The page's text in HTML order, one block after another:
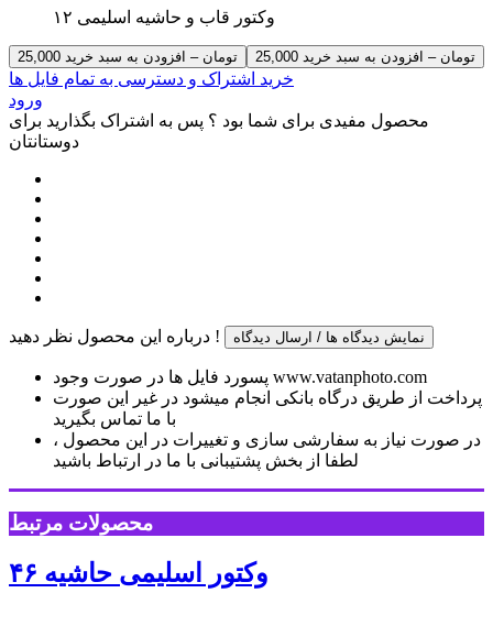
وکتور قاب و حاشیه اسلیمی ۱۲
25,000 تومان – افزودن به سبد خرید
خرید اشتراک و دسترسی به تمام فایل ها
ورود
محصول مفیدی برای شما بود ؟ پس به اشتراک بگذارید برای
دوستانتان
درباره این محصول نظر دهید ! نمایش دیدگاه ها / ارسال دیدگاه
پسورد فایل ها در صورت وجود www.vatanphoto.com
پرداخت از طریق درگاه بانکی انجام میشود در غیر این صورت
با ما تماس بگیرید
در صورت نیاز به سفارشی سازی و تغییرات در این محصول ،
لطفا از بخش پشتیبانی با ما در ارتباط باشید
محصولات مرتبط
وکتور اسلیمی حاشیه ۴۶